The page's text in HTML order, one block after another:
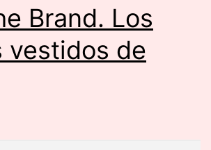
Brand. Los
vestidos de